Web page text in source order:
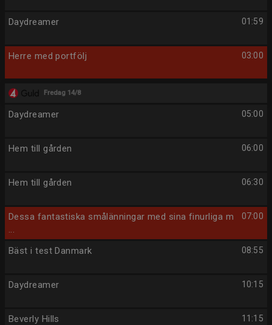
01:59
Daydreamer
03:00
Herre med portfölj
Fredag 14/8
05:00
Daydreamer
06:00
Hem till gården
06:30
Hem till gården
07:00
Dessa fantastiska smålänningar med sina finurliga m
...
08:55
Bäst i test Danmark
10:15
Daydreamer
11:15
Beverly Hills